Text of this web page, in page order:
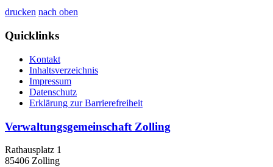
drucken nach oben
Quicklinks
Kontakt
Inhaltsverzeichnis
Impressum
Datenschutz
Erklärung zur Barrierefreiheit
Verwaltungsgemeinschaft Zolling
Rathausplatz 1
85406 Zolling